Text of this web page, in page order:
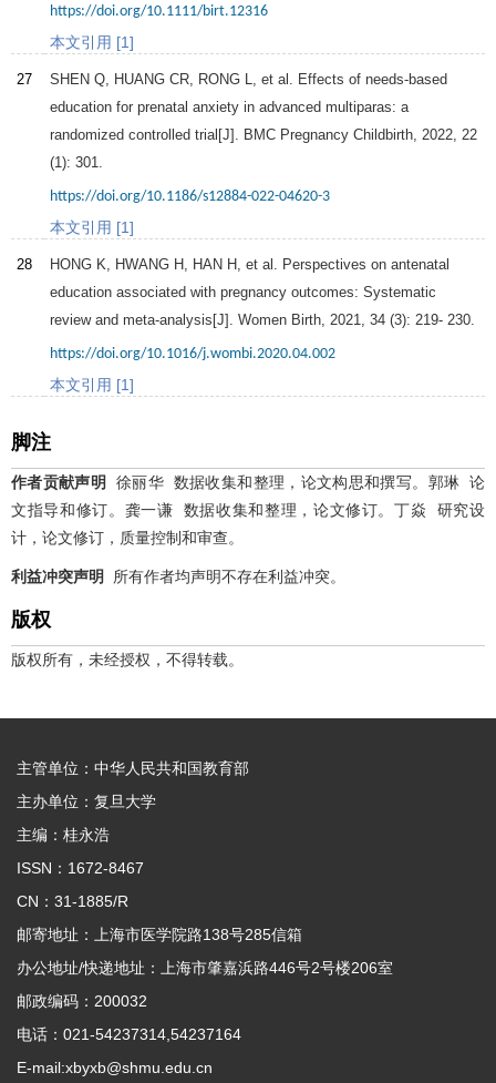
https://doi.org/10.1111/birt.12316
本文引用 [1]
27
SHEN Q, HUANG CR, RONG L, et al. Effects of needs-based
education for prenatal anxiety in advanced multiparas: a
randomized controlled trial[J]. BMC Pregnancy Childbirth, 2022, 22
(1): 301.
https://doi.org/10.1186/s12884-022-04620-3
本文引用 [1]
28
HONG K, HWANG H, HAN H, et al. Perspectives on antenatal
education associated with pregnancy outcomes: Systematic
review and meta-analysis[J]. Women Birth, 2021, 34 (3): 219- 230.
https://doi.org/10.1016/j.wombi.2020.04.002
本文引用 [1]
脚注
作者贡献声明
徐丽华 数据收集和整理，论文构思和撰写。郭琳 论
文指导和修订。龚一谦 数据收集和整理，论文修订。丁焱 研究设
计，论文修订，质量控制和审查。
利益冲突声明 所有作者均声明不存在利益冲突。
版权
版权所有，未经授权，不得转载。
主管单位：中华人民共和国教育部
主办单位：复旦大学
主编：桂永浩
ISSN：1672-8467
CN：31-1885/R
邮寄地址：上海市医学院路138号285信箱
办公地址/快递地址：上海市肇嘉浜路446号2号楼206室
邮政编码：200032
电话：021-54237314,54237164
E-mail:xbyxb@shmu.edu.cn